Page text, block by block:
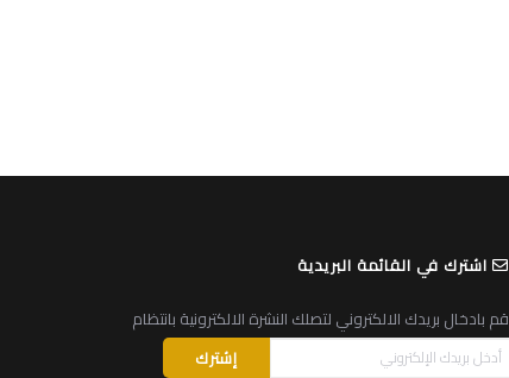
اشترك في القائمة البريدية
قم بادخال بريدك الالكتروني لتصلك النشرة الالكترونية بانتظام